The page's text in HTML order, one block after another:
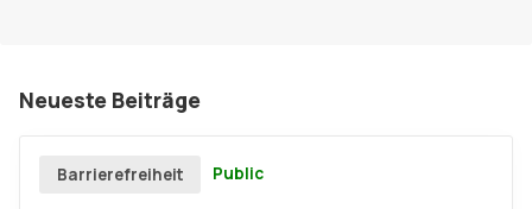
Neueste Beiträge
Barrierefreiheit Public